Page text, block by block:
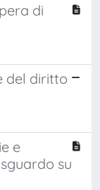
di
del diritto
e
su